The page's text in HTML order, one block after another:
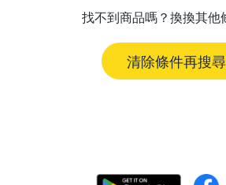
找不到商品嗎？換換其他
清除條件再搜尋